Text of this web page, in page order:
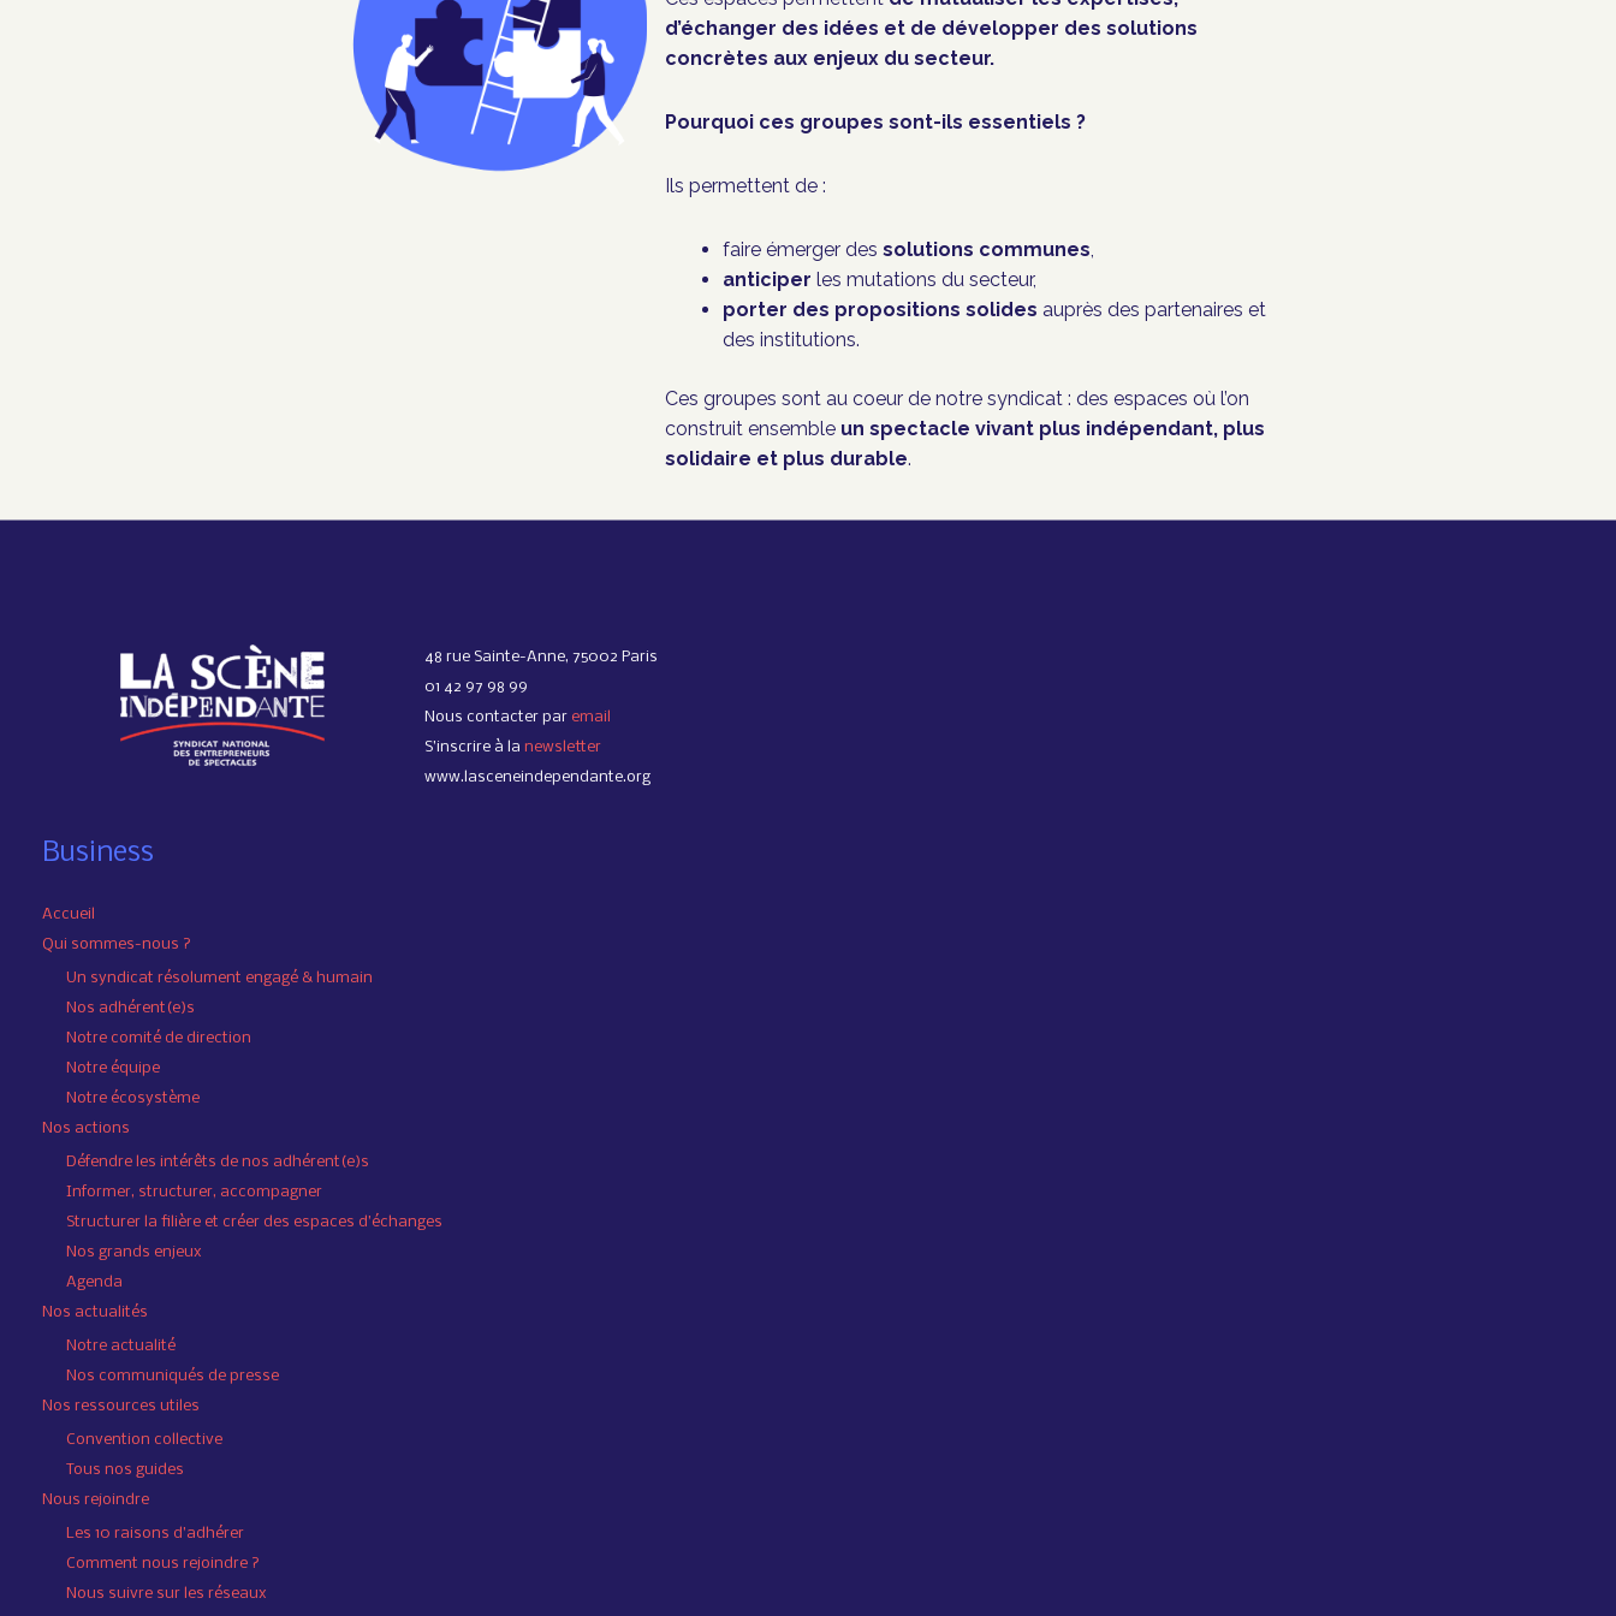
d’échanger des idées et de développer des solutions
concrètes aux enjeux du secteur.
Pourquoi ces groupes sont-ils essentiels ?
Ils permettent de :
faire émerger des solutions communes,
anticiper les mutations du secteur,
porter des propositions solides auprès des partenaires et
des institutions.
Ces groupes sont au coeur de notre syndicat : des espaces où l’on
construit ensemble un spectacle vivant plus indépendant, plus
solidaire et plus durable.
48 rue Sainte-Anne, 75002 Paris
01 42 97 98 99
Nous contacter par email
S’inscrire à la newsletter
www.lasceneindependante.org
Business
Accueil
Qui sommes-nous ?
Un syndicat résolument engagé & humain
Nos adhérent(e)s
Notre comité de direction
Notre équipe
Notre écosystème
Nos actions
Défendre les intérêts de nos adhérent(e)s
Informer, structurer, accompagner
Structurer la filière et créer des espaces d’échanges
Nos grands enjeux
Agenda
Nos actualités
Notre actualité
Nos communiqués de presse
Nos ressources utiles
Convention collective
Tous nos guides
Nous rejoindre
Les 10 raisons d’adhérer
Comment nous rejoindre ?
Nous suivre sur les réseaux